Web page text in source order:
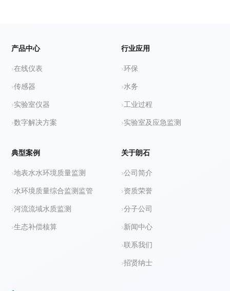
产品中心
在线仪表
传感器
实验室仪器
数字解决方案
行业应用
环保
水务
工业过程
实验室及应急监测
典型案例
地表水水环境质量监测
水环境质量综合监测监管
河流流域水质监测
生态补偿核算
关于朗石
公司简介
资质荣誉
分子公司
新闻中心
联系我们
招贤纳士